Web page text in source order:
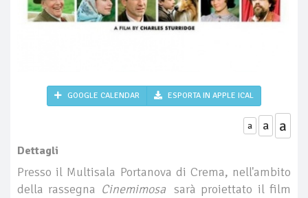
GOOGLE CALENDAR ESPORTA IN APPLE ICAL
a a a
Dettagli
Presso il Multisala Portanova di Crema, nell'ambito
della rassegna Cinemimosa sarà proiettato il film